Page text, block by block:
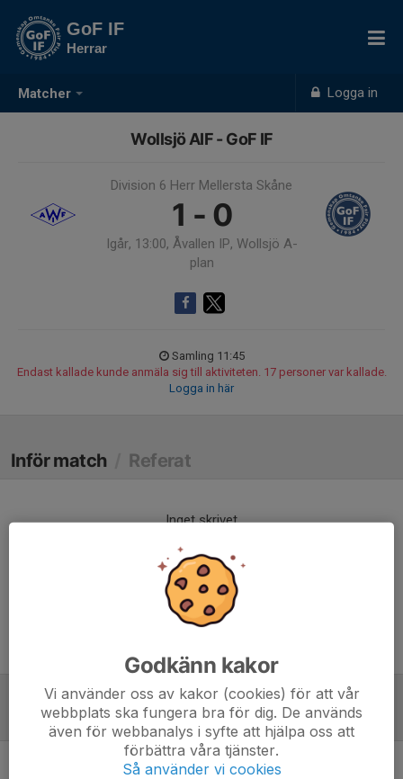
Matcher Logga in
GoF IF
Herrar
Wollsjö AIF - GoF IF
Division 6 Herr Mellersta Skåne
1 - 0
Igår, 13:00, Åvallen IP, Wollsjö A-
plan
Samling 11:45
Endast kallade kunde anmäla sig till aktiviteten. 17 personer var kallade.
Logga in här
Inför match/ Referat
Inget skrivet
Fredrik Heter Jag 21 jul, 16:08
Jag kommer inte skriva tillbaka
Tabell
Division 6 Herr Mellersta
Godkänn kakor
Vi använder oss av kakor (cookies) för att vår
webbplats ska fungera bra för dig. De används
även för webbanalys i syfte att hjälpa oss att
förbättra våra tjänster.
Så använder vi cookies